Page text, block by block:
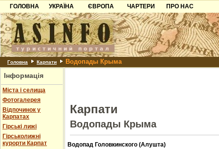
ГОЛОВНА
УКРАЇНА
Карпати
Азов
Причорноморря
Шацьк
ЄВРОПА
Чорногорія
Хорватія
Болгарія
Албанія
ЧАРТЕРИ
ПРО НАС
Контакти
Партнерам
Додати готель
Головна Карпати Водопады Крыма
Інформація
Міста і селища
Фотогалерея
Відпочинок у
Карпатах
Гірські лижі
Гірськолижні
курорти Карпат
Карпати
Водопады Крыма
Водопад Головкинского (Алушта)